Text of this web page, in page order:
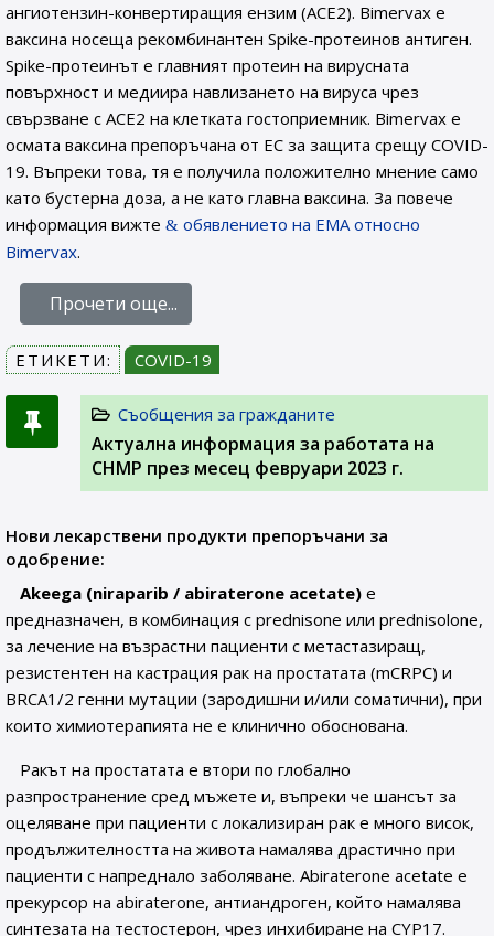
ангиотензин-конвертиращия ензим (ACE2). Bimervax е
ваксина носеща рекомбинантен Spike-протеинов антиген.
Spike-протеинът е главният протеин на вирусната
повърхност и медиира навлизането на вируса чрез
свързване с ACE2 на клетката гостоприемник. Bimervax е
осмата ваксина препоръчана от ЕС за защита срещу COVID-
19. Въпреки това, тя е получила положително мнение само
като бустерна доза, а не като главна ваксина. За повече
информация вижте
обявлението на EMA относно
Bimervax.
Прочети още...
ЕТИКЕТИ: COVID-19
Съобщения за гражданите
Актуална информация за работата на
CHMP през месец февруари 2023 г.
Нови лекарствени продукти препоръчани за
одобрение:
Akeega (niraparib / abiraterone acetate) е
предназначен, в комбинация с prednisone или prednisolone,
за лечение на възрастни пациенти с метастазиращ,
резистентен на кастрация рак на простатата (mCRPC) и
BRCA1/2 генни мутации (зародишни и/или соматични), при
които химиотерапията не е клинично обоснована.
Ракът на простатата е втори по глобално
разпространение сред мъжете и, въпреки че шансът за
оцеляване при пациенти с локализиран рак е много висок,
продължителността на живота намалява драстично при
пациенти с напреднало заболяване. Abiraterone acetate е
прекурсор на abiraterone, антиандроген, който намалява
синтезата на тестостерон, чрез инхибиране на CYP17.